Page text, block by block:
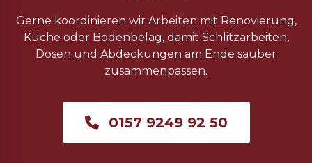
Gerne koordinieren wir Arbeiten mit Renovierung,
Küche oder Bodenbelag, damit Schlitzarbeiten,
Dosen und Abdeckungen am Ende sauber
zusammenpassen.
0157 9249 92 50